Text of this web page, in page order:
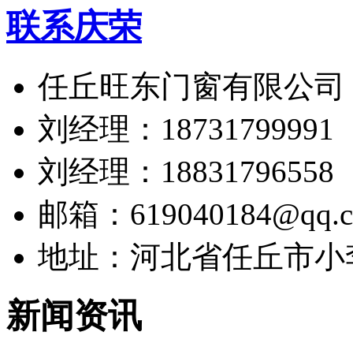
联系庆荣
任丘旺东门窗有限公司
刘经理：18731799991
刘经理：18831796558
邮箱：
地址：河北省任丘市
新闻资讯